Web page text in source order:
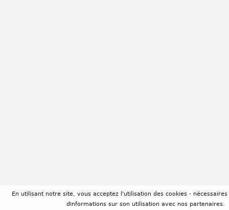
En utilisant notre site, vous acceptez l'utilisation des cookies -
dinformations sur son utilisation avec nos partenaires.